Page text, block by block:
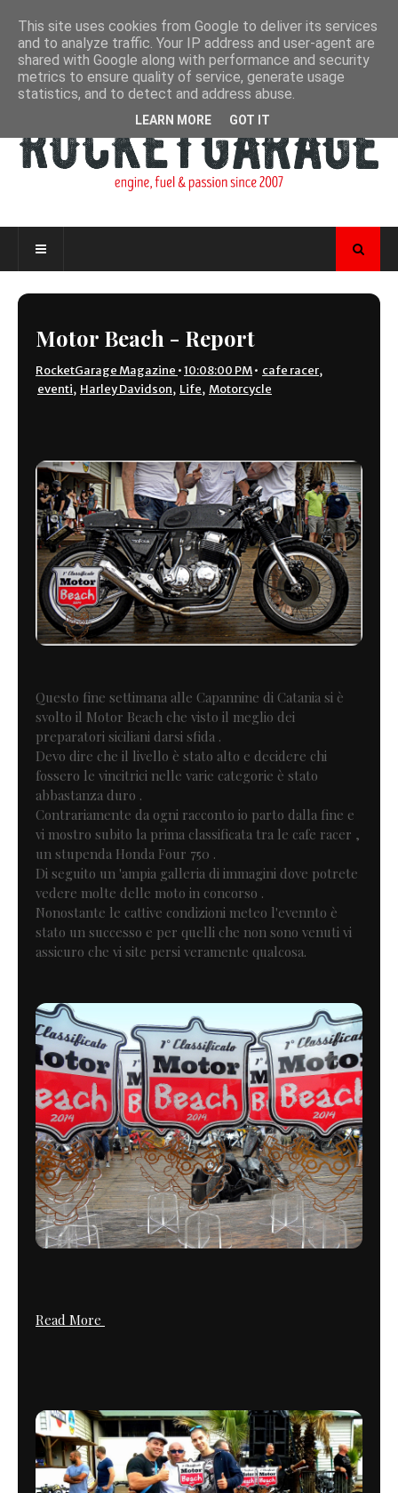
Motor Beach - Report
RocketGarage Magazine •10:08:00 PM• cafe racer,
eventi, Harley Davidson, Life, Motorcycle
Questo fine settimana alle Capannine di Catania si è
svolto il Motor Beach che visto il meglio dei
preparatori siciliani darsi sfida .
Devo dire che il livello è stato alto e decidere chi
fossero le vincitrici nelle varie categorie è stato
abbastanza duro .
Contrariamente da ogni racconto io parto dalla fine e
vi mostro subito la prima classificata tra le cafe racer ,
un stupenda Honda Four 750 .
Di seguito un 'ampia galleria di immagini dove potrete
vedere molte delle moto in concorso .
Nonostante le cattive condizioni meteo l'evennto è
stato un successo e per quelli che non sono venuti vi
assicuro che vi site persi veramente qualcosa.
Read More
This site uses cookies from Google to deliver its services
and to analyze traffic. Your IP address and user-agent are
shared with Google along with performance and security
metrics to ensure quality of service, generate usage
statistics, and to detect and address abuse.
LEARN MORE GOT IT